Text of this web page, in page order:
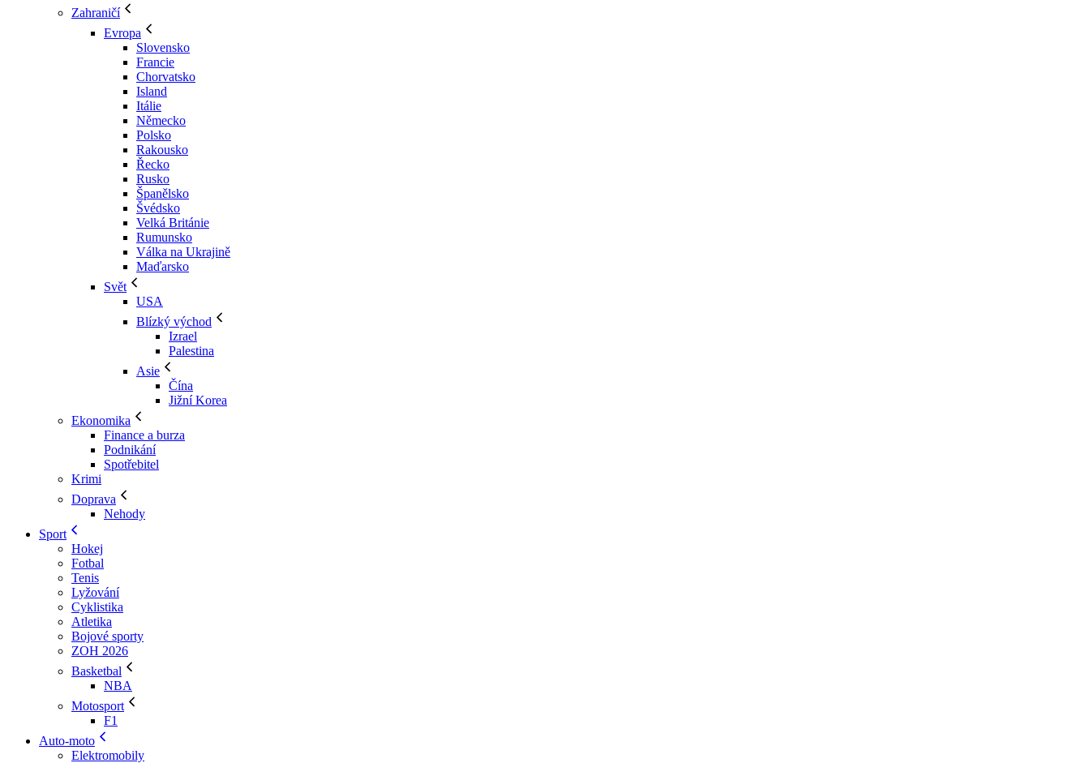
Zahraničí
Evropa
Slovensko
Francie
Chorvatsko
Island
Itálie
Německo
Polsko
Rakousko
Řecko
Rusko
Španělsko
Švédsko
Velká Británie
Rumunsko
Válka na Ukrajině
Maďarsko
Svět
USA
Blízký východ
Izrael
Palestina
Asie
Čína
Jižní Korea
Ekonomika
Finance a burza
Podnikání
Spotřebitel
Krimi
Doprava
Nehody
Sport
Hokej
Fotbal
Tenis
Lyžování
Cyklistika
Atletika
Bojové sporty
ZOH 2026
Basketbal
NBA
Motosport
F1
Auto-moto
Elektromobily